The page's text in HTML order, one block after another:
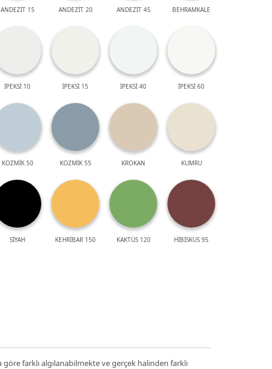
ANDEZİT 15 ANDEZİT 20 ANDEZİT 45 BEHRAMKALE
İPEKSİ 10 İPEKSİ 15 İPEKSİ 40 İPEKSİ 60
KOZMİK 50 KOZMİK 55 KROKAN KUMRU
SİYAH KEHRİBAR 150 KAKTÜS 120 HİBİSKUS 95
göre farklı algılanabilmekte ve gerçek halinden farklı